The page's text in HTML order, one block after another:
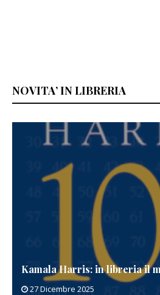
NOVITA’ IN LIBRERIA
Kamala Harris: in libreria il
27 Dicembre 2025